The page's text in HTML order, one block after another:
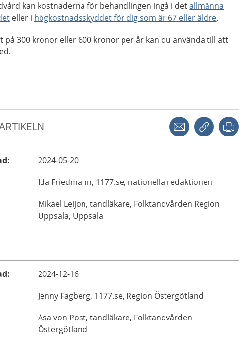
kan kostnaderna för behandlingen ingå i detallmänna
eller i högkostnadsskyddet för dig som är 67 eller äldre.
på 300 kronor eller 600 kronor per år kan du använda till att
Dela via mejlKopiera länk
:
2024-05-20
Ida Friedmann, 1177.se, nationella redaktionen
Mikael Leijon, tandläkare, Folktandvården Region
Uppsala, Uppsala
:
2024-12-16
Jenny Fagberg, 1177.se, Region Östergötland
Åsa von Post, tandläkare, Folktandvården
Östergötland